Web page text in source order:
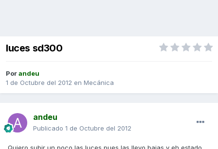
luces sd300
Porandeu
1 de Octubre del 2012 en Mecánica
andeu
Publicado 1 de Octubre del 2012